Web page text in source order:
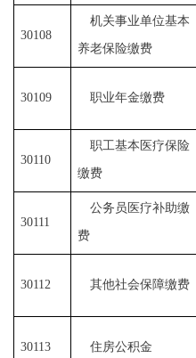
30108
机关事业单位基本
养老保险缴费
30109 职业年金缴费
30110
职工基本医疗保险
缴费
30111
公务员医疗补助缴
费
30112 其他社会保障缴费
30113 住房公积金